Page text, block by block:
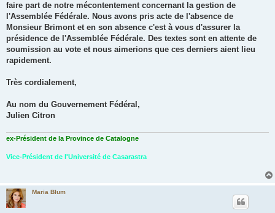
faire part de notre mécontentement concernant la gestion de
l'Assemblée Fédérale. Nous avons pris acte de l'absence de
Monsieur Brimont et en son absence c'est à vous d'assurer la
présidence de l'Assemblée Fédérale. Des textes sont en attente de
soumission au vote et nous aimerions que ces derniers aient lieu
rapidement.
Très cordialement,
Au nom du Gouvernement Fédéral,
Julien Citron
ex-Président de la Province de Catalogne
Vice-Président de l'Université de Casarastra
Maria Blum